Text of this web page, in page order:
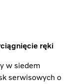
ręki
w siedem
serwisowych o